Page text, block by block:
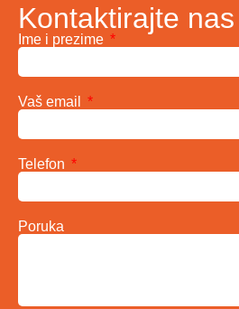
Kontaktirajte nas
Ime i prezime
Vaš email
Telefon
Poruka